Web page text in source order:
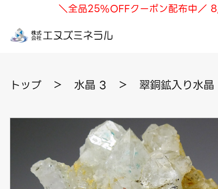
＼全品25%OFFクーポン配布中／
トップ ＞ 水晶 3 ＞ 翠銅鉱入り水